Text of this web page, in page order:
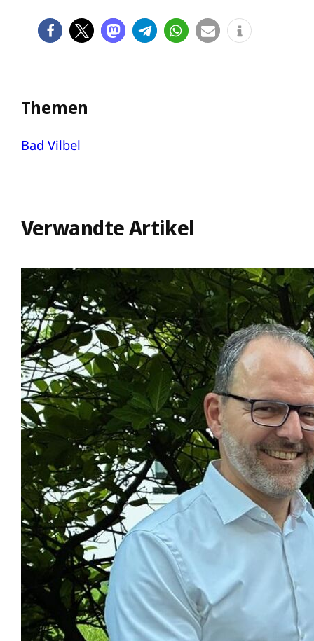
Themen
Bad Vilbel
Verwandte Artikel